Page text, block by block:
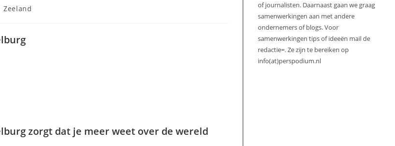
Zeeland
zorgt dat je meer weet over de wereld
of journalisten. Daarnaast gaan we graag
samenwerkingen aan met andere
ondernemers of blogs. Voor
samenwerkingen tips of ideeën mail de
redactie=. Ze zijn te bereiken op
info(at)perspodium.nl